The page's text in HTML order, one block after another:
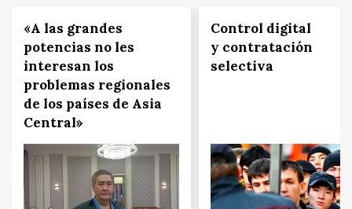
«A las grandes
potencias no les
interesan los
problemas regionales
de los países de Asia
Central»
Control digital
y contratación
selectiva